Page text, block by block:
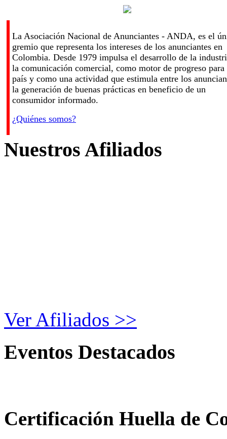
La Asociación Nacional de Anunciantes - ANDA, es el
gremio que representa los intereses de los anunciantes en
Colombia. Desde 1979 impulsa el desarrollo de la
la comunicación comercial, como motor de progreso para
país y como una actividad que estimula entre los
la generación de buenas prácticas en beneficio de un
consumidor informado.
¿Quiénes somos?
Nuestros Afiliados
Ver Afiliados >>
Eventos Destacados
Certificación Huella de